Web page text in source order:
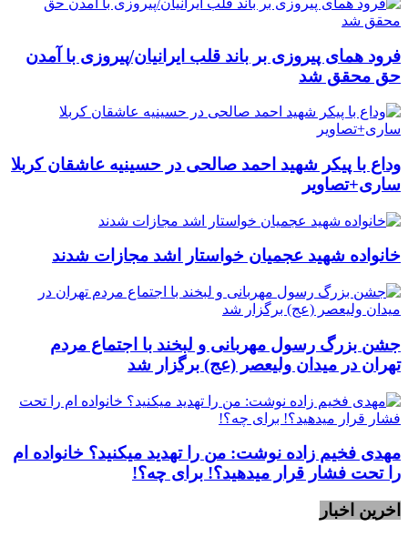
فرود همای پیروزی بر باند قلب ایرانیان/پیروزی با آمدن
حق محقق شد
وداع با پیکر شهید احمد صالحی‌ در حسینیه عاشقان کربلا
ساری+تصاویر
خانواده شهید عجمیان خواستار اشد مجازات شدند
جشن بزرگ رسول مهربانی و لبخند با اجتماع مردم
تهران در میدان ولیعصر (عج) برگزار شد
مهدی فخیم زاده نوشت: من را تهدید میکنید؟ خانواده ام
را‌ تحت فشار قرار میدهید؟! برای چه؟!
اخرین اخبار